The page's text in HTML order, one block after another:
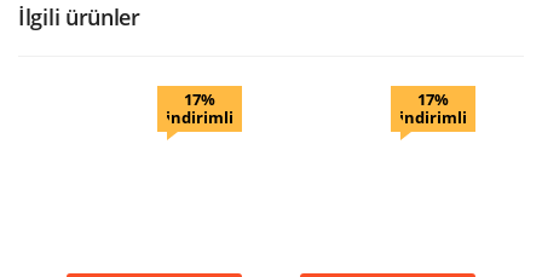
İlgili ürünler
17%
indirimli
17%
indirimli